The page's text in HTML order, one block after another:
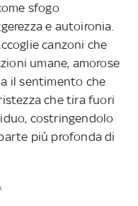
sfogo
e autoironia.
canzoni che
umane, amorose
il sentimento che
che tira fuori
costringendolo
più profonda di